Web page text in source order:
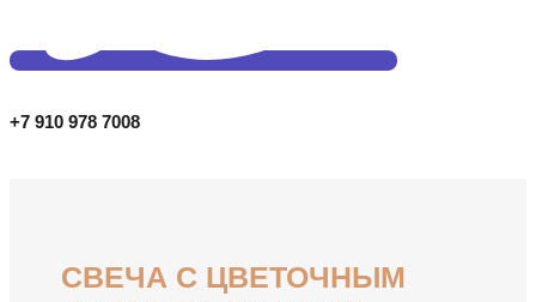
+7 910 978 7008
СВЕЧА С ЦВЕТОЧНЫМ